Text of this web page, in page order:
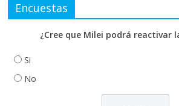
Encuestas
¿Cree que Milei podrá reactivar
Si
No